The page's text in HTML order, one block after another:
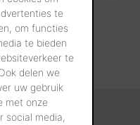
te
om functies
te bieden
te
delen we
uw gebruik
met onze
social media,